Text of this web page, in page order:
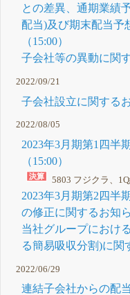
との差異、通期業績
配当)及び期末配当予
（15:00）
子会社等の異動に関
2022/09/21
子会社設立に関する
2022/08/05
2023年3月期第1四半
（15:00）
5803 フジクラ、
2023年3月期第2四半
の修正に関するお知ら
当社グループにおけ
る簡易吸収分割)に関
2022/06/29
連結子会社からの配